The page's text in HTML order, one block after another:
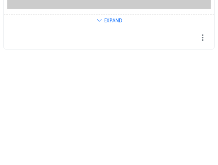
* meandrová z plechov a fólie
Magic Box) pro Vás nabízí České i Slovenské filmy, seriály
EXPAND